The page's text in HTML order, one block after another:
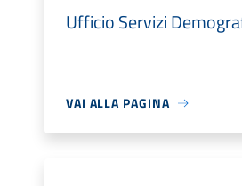
Ufficio Servizi
VAI ALLA PAGINA